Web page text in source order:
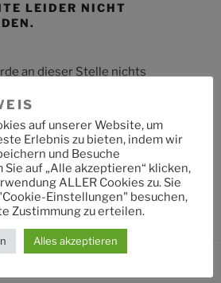
LEIDER NICHT
an dieser Stelle nichts
auf unserer Website, um
Erlebnis zu bieten, indem wir
und Besuche
auf „Alle akzeptieren“ klicken,
ALLER Cookies zu. Sie
Einstellungen" besuchen,
Zustimmung zu erteilen.
Alles akzeptieren